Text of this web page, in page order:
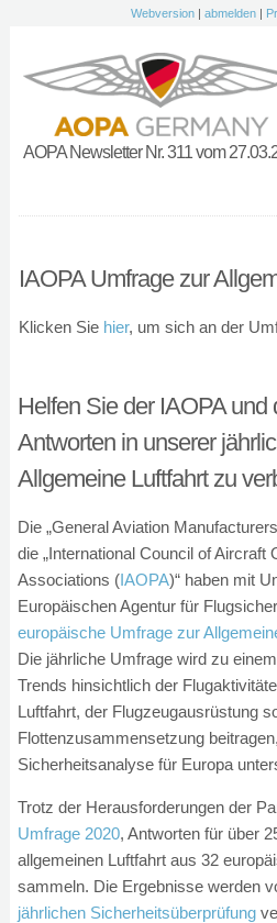
Webversion| abmelden|
AOPA Newsletter Nr. 311 vom
IAOPA Umfrage zur
Klicken Sie hier, um sich an der
Helfen Sie der IAOPA
Antworten in unserer
Allgemeine Luftfahrt zu
Die „General Aviation
die „International Council of Aircraft
Associations (IAOPA)“ haben mit
Europäischen Agentur für
europäische Umfrage zur
Die jährliche Umfrage wird zu
Trends hinsichtlich der
Luftfahrt, der Flugzeugausrüstung
Flottenzusammensetzung
Sicherheitsanalyse für Europa
Trotz der Herausforderungen der
Umfrage 2020, Antworten für über
allgemeinen Luftfahrt aus 32
sammeln. Die Ergebnisse werden
jährlichen Sicherheitsüberprüfung